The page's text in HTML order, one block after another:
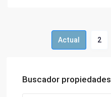
Actual 2
Buscador propiedades